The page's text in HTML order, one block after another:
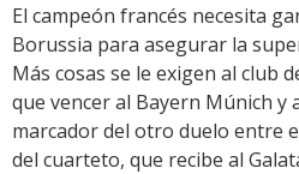
El campeón francés necesita
Borussia para asegurar la
Más cosas se le exigen al club
que vencer al Bayern Múnich y
marcador del otro duelo entre
del cuarteto, que recibe al